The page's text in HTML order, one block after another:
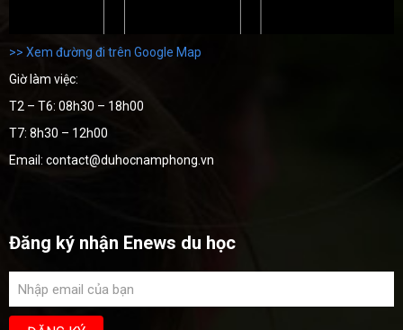
>> Xem đường đi trên Google Map
Giờ làm việc:
T2 – T6: 08h30 – 18h00
T7: 8h30 – 12h00
Email: contact@duhocnamphong.vn
Đăng ký nhận Enews du học